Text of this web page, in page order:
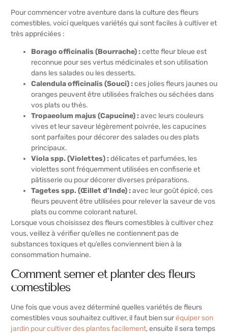
Pour commencer votre aventure dans la culture des fleurs
comestibles, voici quelques variétés qui sont faciles à cultiver et
très appréciées :
Borago officinalis (Bourrache) :cette fleur bleue est
reconnue pour ses vertus médicinales et son utilisation
dans les salades ou les desserts.
Calendula officinalis (Souci) :ces jolies fleurs jaunes ou
oranges peuvent être utilisées fraîches ou séchées dans
vos plats ou thés.
Tropaeolum majus (Capucine) :avec leurs couleurs
vives et leur saveur légèrement poivrée, les capucines
sont parfaites pour décorer des salades ou des plats
principaux.
Viola spp. (Violettes) :délicates et parfumées, les
violettes sont fréquemment utilisées en confiserie et
pâtisserie ou pour décorer diverses préparations.
Tagetes spp. (Œillet d’Inde) :avec leur goût épicé, ces
fleurs peuvent être utilisées pour relever la saveur de vos
plats ou comme colorant naturel.
Lorsque vous choisissez des fleurs comestibles à cultiver chez
vous, veillez à vérifier qu’elles ne contiennent pas de
substances toxiques et qu’elles conviennent bien à la
consommation humaine.
Comment semer et planter des fleurs
comestibles
Une fois que vous avez déterminé quelles variétés de fleurs
comestibles vous souhaitez cultiver, il faut bien suréquiper son
jardin pour cultiver des plantes facilement, ensuite il sera temps